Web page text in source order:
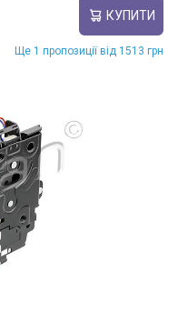
КУПИТИ
Ще 1 пропозиції від 1513 грн